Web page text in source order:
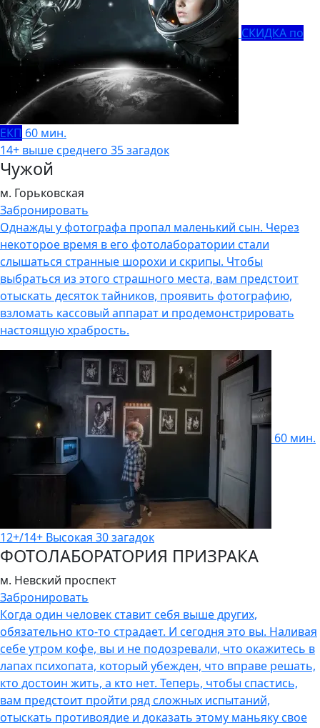
СКИДКА по
ЕКП 60 мин.
14+ выше среднего 35 загадок
Чужой
м. Горьковская
Забронировать
Однажды у фотографа пропал маленький сын. Через
некоторое время в его фотолаборатории стали
слышаться странные шорохи и скрипы. Чтобы
выбраться из этого страшного места, вам предстоит
отыскать десяток тайников, проявить фотографию,
взломать кассовый аппарат и продемонстрировать
настоящую храбрость.
60 мин.
12+/14+ Высокая 30 загадок
ФОТОЛАБОРАТОРИЯ ПРИЗРАКА
м. Невский проспект
Забронировать
Когда один человек ставит себя выше других,
обязательно кто-то страдает. И сегодня это вы. Наливая
себе утром кофе, вы и не подозревали, что окажитесь в
лапах психопата, который убежден, что вправе решать,
кто достоин жить, а кто нет. Теперь, чтобы спастись,
вам предстоит пройти ряд сложных испытаний,
отыскать противоядие и доказать этому маньяку свое